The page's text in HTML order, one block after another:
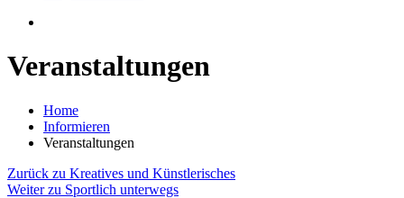
Veranstaltungen
Home
Informieren
Veranstaltungen
Zurück zu Kreatives und Künstlerisches
Weiter zu Sportlich unterwegs